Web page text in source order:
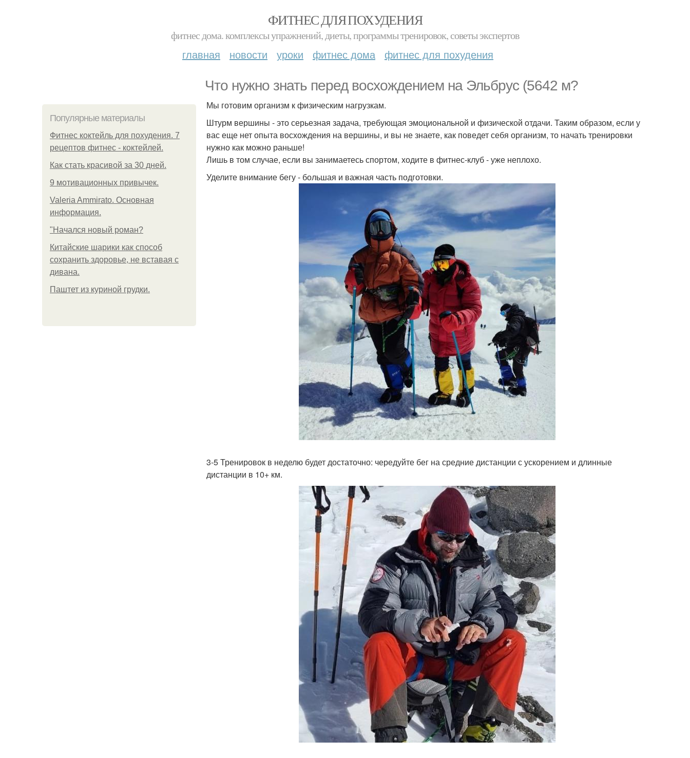
ФИТНЕС ДЛЯ ПОХУДЕНИЯ
фитнес дома. комплексы упражнений, диеты, программы тренировок, советы экспертов
главная новости уроки фитнес дома фитнес для похудения
Что нужно знать перед восхождением на Эльбрус (5642 м?
Популярные материалы
Фитнес коктейль для похудения. 7
рецептов фитнес - коктейлей.
Как стать красивой за 30 дней.
9 мотивационных привычек.
Valeria Ammirato. Основная
информация.
"Начался новый роман?
Китайские шарики как способ
сохранить здоровье, не вставая с
дивана.
Паштет из куриной грудки.
Мы готовим организм к физическим нагрузкам.
Штурм вершины - это серьезная задача, требующая эмоциональной и физической отдачи. Таким образом, если у
вас еще нет опыта восхождения на вершины, и вы не знаете, как поведет себя организм, то начать тренировки
нужно как можно раньше!
Лишь в том случае, если вы занимаетесь спортом, ходите в фитнес-клуб - уже неплохо.
Уделите внимание бегу - большая и важная часть подготовки.
3-5 Тренировок в неделю будет достаточно: чередуйте бег на средние дистанции с ускорением и длинные
дистанции в 10+ км.